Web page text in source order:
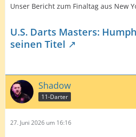
Unser Bericht zum Finaltag aus New
U.S. Darts Masters:
seinen Titel
Shadow
11-Darter
27. Juni 2026 um 16:16